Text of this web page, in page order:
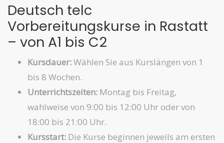
Deutsch telc
Vorbereitungskurse in Rastatt
– von A1 bis C2
Kursdauer:Wählen Sie aus Kurslängen von 1
bis 8 Wochen.
Unterrichtszeiten:Montag bis Freitag,
wahlweise von 9:00 bis 12:00 Uhr oder von
18:00 bis 21:00 Uhr.
Kursstart:Die Kurse beginnen jeweils am ersten